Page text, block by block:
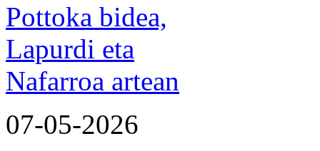
Pottoka bidea,
Lapurdi eta
Nafarroa artean
07-05-2026